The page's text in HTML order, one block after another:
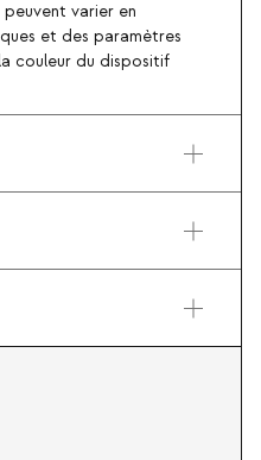
varier en
et des paramètres
couleur du dispositif